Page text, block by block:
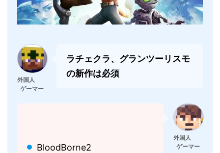
外国人
ゲーマー
ラチェクラ、グランツーリスモ
の新作は必須
BloodBorne2
外国人
ゲーマー